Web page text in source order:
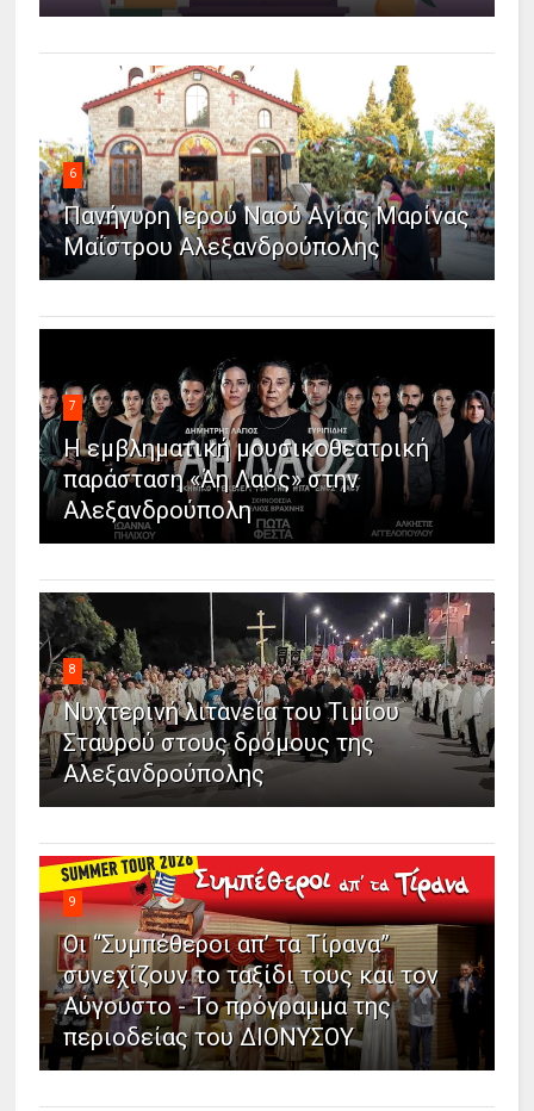
6
Πανήγυρη Ιερού Ναού Αγίας Μαρίνας
Μαΐστρου Αλεξανδρούπολης
7
Η εμβληματική μουσικοθεατρική
παράσταση «Άη Λαός» στην
Αλεξανδρούπολη
8
Νυχτερινή λιτανεία του Τιμίου
Σταυρού στους δρόμους της
Αλεξανδρούπολης
9
Οι “Συμπέθεροι απ’ τα Τίρανα”
συνεχίζουν το ταξίδι τους και τον
Αύγουστο - Το πρόγραμμα της
περιοδείας του ΔΙΟΝΥΣΟΥ